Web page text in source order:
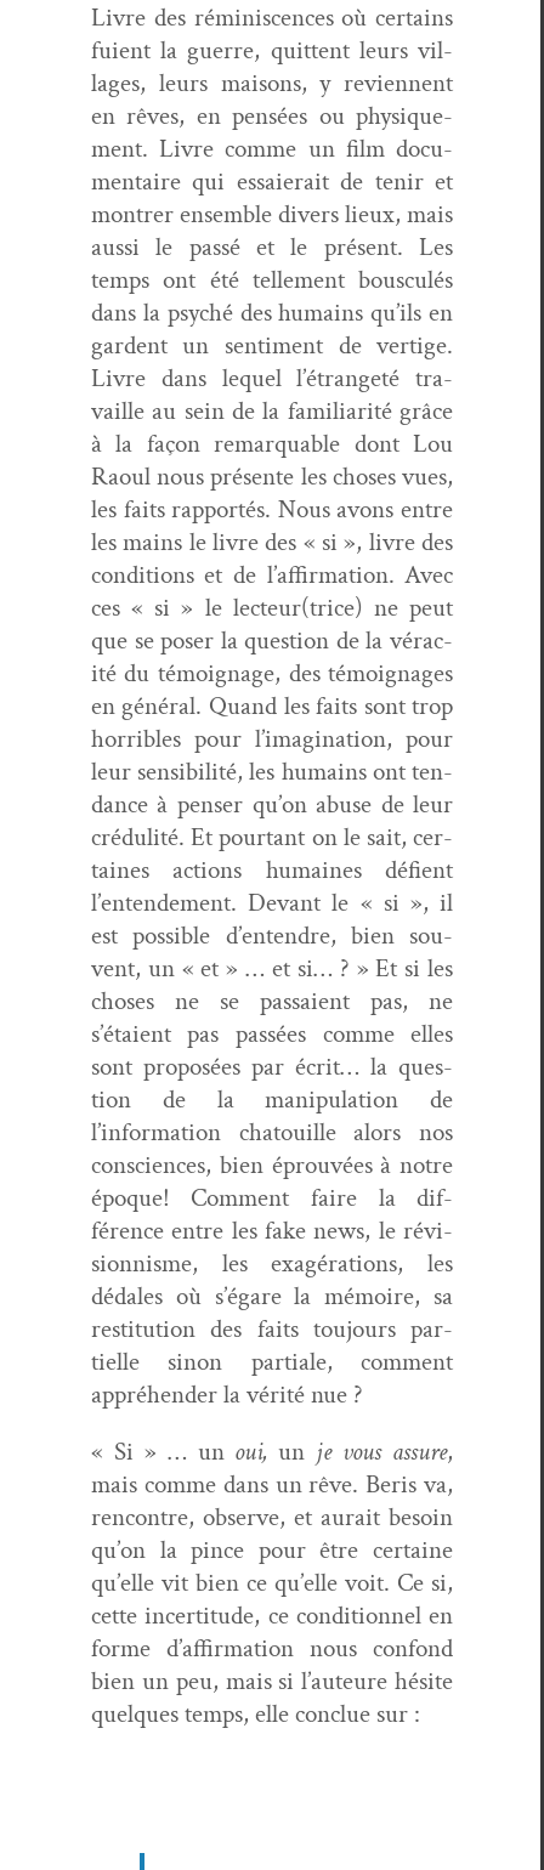
Livre des réminis­cences où cer­tains
fuient la guerre, quit­tent leurs vil­
lages, leurs maisons, y revi­en­nent
en rêves, en pen­sées ou physique­
ment. Livre comme un film doc­u­
men­taire qui essaierait de tenir et
mon­tr­er ensem­ble divers lieux, mais
aus­si le passé et le présent. Les
temps ont été telle­ment bous­culés
dans la psy­ché des humains qu’ils en
gar­dent un sen­ti­ment de ver­tige.
Livre dans lequel l’étrangeté tra­
vaille au sein de la famil­iar­ité grâce
à la façon remar­quable dont Lou
Raoul nous présente les choses vues,
les faits rap­portés. Nous avons entre
les mains le livre des « si », livre des
con­di­tions et de l’affirmation. Avec
ces « si » le lecteur(trice) ne peut
que se pos­er la ques­tion de la vérac­
ité du témoignage, des témoignages
en général. Quand les faits sont trop
hor­ri­bles pour l’imagination, pour
leur sen­si­bil­ité, les humains ont ten­
dance à penser qu’on abuse de leur
cré­dulité. Et pour­tant on le sait, cer­
taines actions humaines défient
l’entendement. Devant le « si », il
est pos­si­ble d’entendre, bien sou­
vent, un « et » … et si… ? » Et si les
choses ne se pas­saient pas, ne
s’étaient pas passées comme elles
sont pro­posées par écrit… la ques­
tion de la manip­u­la­tion de
l’information cha­touille alors nos
con­sciences, bien éprou­vées à notre
époque! Com­ment faire la dif­
férence entre les fake news, le révi­
sion­nisme, les exagéra­tions, les
dédales où s’égare la mémoire, sa
resti­tu­tion des faits tou­jours par­
tielle sinon par­tiale, com­ment
appréhen­der la vérité nue ?
« Si » … un oui, un je vous assure,
mais comme dans un rêve. Beris va,
ren­con­tre, observe, et aurait besoin
qu’on la pince pour être cer­taine
qu’elle vit bien ce qu’elle voit. Ce si,
cette incer­ti­tude, ce con­di­tion­nel en
forme d’affirmation nous con­fond
bien un peu, mais si l’auteure hésite
quelques temps, elle con­clue sur :